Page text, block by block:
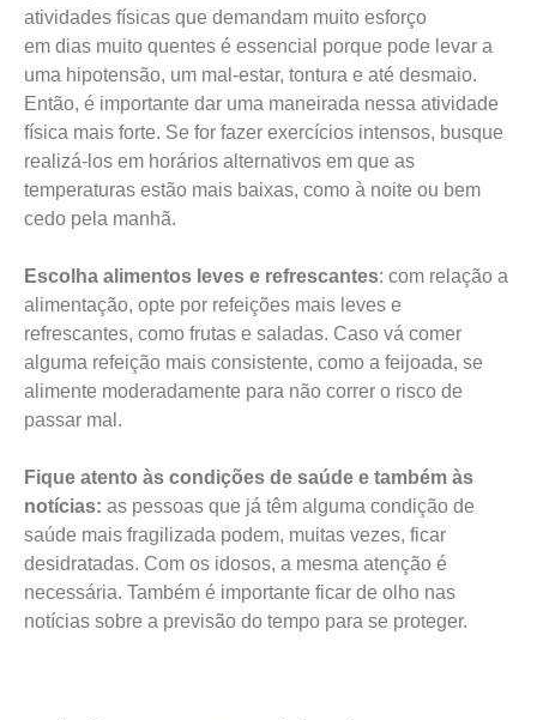
atividades físicas que demandam muito esforço
em dias muito quentes é essencial porque pode levar a
uma hipotensão, um mal-estar, tontura e até desmaio.
Então, é importante dar uma maneirada nessa atividade
física mais forte. Se for fazer exercícios intensos, busque
realizá-los em horários alternativos em que as
temperaturas estão mais baixas, como à noite ou bem
cedo pela manhã.
Escolha alimentos leves e refrescantes: com relação a
alimentação, opte por refeições mais leves e
refrescantes, como frutas e saladas. Caso vá comer
alguma refeição mais consistente, como a feijoada, se
alimente moderadamente para não correr o risco de
passar mal.
Fique atento às condições de saúde e também às
notícias: as pessoas que já têm alguma condição de
saúde mais fragilizada podem, muitas vezes, ficar
desidratadas. Com os idosos, a mesma atenção é
necessária. Também é importante ficar de olho nas
notícias sobre a previsão do tempo para se proteger.